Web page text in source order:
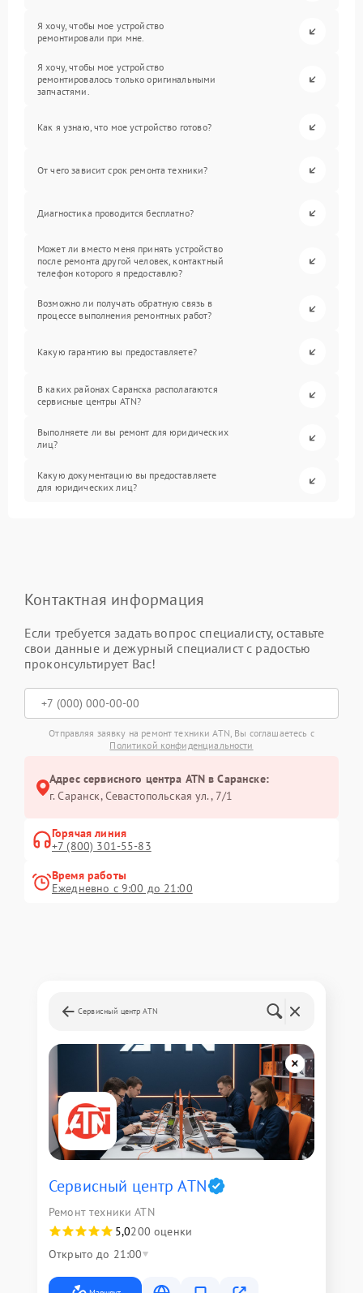
Я хочу, чтобы мое устройство
ремонтировали при мне.
Я хочу, чтобы мое устройство
ремонтировалось только оригинальными
запчастями.
Как я узнаю, что мое устройство готово?
От чего зависит срок ремонта техники?
Диагностика проводится бесплатно?
Может ли вместо меня принять устройство
после ремонта другой человек, контактный
телефон которого я предоставлю?
Возможно ли получать обратную связь в
процессе выполнения ремонтных работ?
Какую гарантию вы предоставляете?
В каких районах Саранска располагаются
сервисные центры ATN?
Выполняете ли вы ремонт для юридических
лиц?
Какую документацию вы предоставляете
для юридических лиц?
Контактная информация
Если требуется задать вопрос специалисту, оставьте
свои данные и дежурный специалист с радостью
проконсультирует Вас!
Отправляя заявку на ремонт техники ATN, Вы соглашаетесь с
Политикой конфиденциальности
Адрес сервисного центра ATN в Саранске:
г. Саранск, Севастопольская ул., 7/1
Горячая линия
+7 (800) 301-55-83
Время работы
Ежедневно с 9:00 до 21:00
Сервисный центр ATN
Сервисный центр ATN
Ремонт техники ATN
5,0200 оценки
Открыто до 21:00